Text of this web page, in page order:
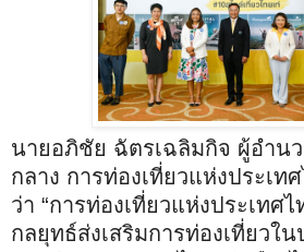
นายอภิชัย ฉัตรเฉลิมกิจ ผู้อำน
กลาง การท่องเที่ยวแห่งประเท
ว่า “การท่องเที่ยวแห่งประเทศ
กลยุทธ์ส่งเสริมการท่องเที่ยวใ